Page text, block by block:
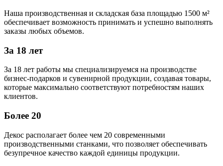
Наша производственная и складская база площадью 1500 м²
обеспечивает возможность принимать и успешно выполнять
заказы любых объемов.
За 18 лет
За 18 лет работы мы специализируемся на производстве
бизнес-подарков и сувенирной продукции, создавая товары,
которые максимально соответствуют потребностям наших
клиентов.
Более 20
Декос располагает более чем 20 современными
производственными станками, что позволяет обеспечивать
безупречное качество каждой единицы продукции.